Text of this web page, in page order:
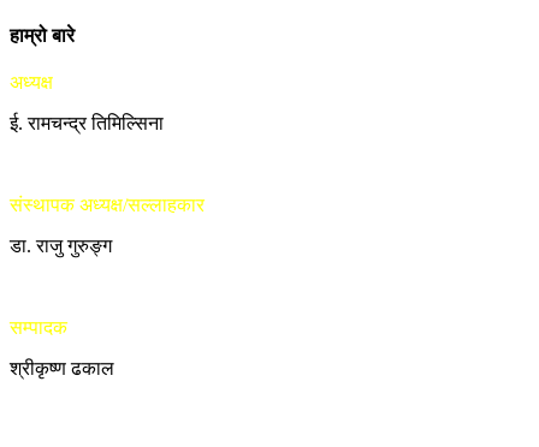
हाम्रो बारे
अध्यक्ष
ई. रामचन्द्र तिमिल्सिना
संस्थापक अध्यक्ष/सल्लाहकार
डा. राजु गुरुङ्ग
सम्पादक
श्रीकृष्ण ढकाल